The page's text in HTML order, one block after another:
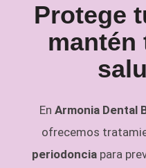
Protege
mantén
En Armonia Dental
ofrecemos
periodonciapara